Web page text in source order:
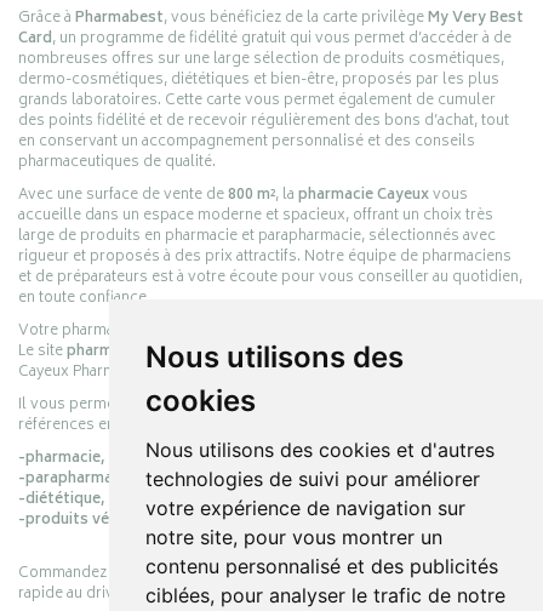
Nous utilisons des
cookies
Nous utilisons des cookies et d'autres
technologies de suivi pour améliorer
votre expérience de navigation sur
notre site, pour vous montrer un
contenu personnalisé et des publicités
ciblées, pour analyser le trafic de notre
Grâce àPharmabest, vous bénéficiez de la carte privilègeMy Very Best
Card, un programme de fidélité gratuit qui vous permet d’accéder à de
nombreuses offres sur une large sélection de produits cosmétiques,
dermo-cosmétiques, diététiques et bien-être, proposés par les plus
grands laboratoires. Cette carte vous permet également de cumuler
des points fidélité et de recevoir régulièrement des bons d’achat, tout
en conservant un accompagnement personnalisé et des conseils
pharmaceutiques de qualité.
Avec une surface de vente de800 m², lapharmacie Cayeuxvous
accueille dans un espace moderne et spacieux, offrant un choix très
large de produits en pharmacie et parapharmacie, sélectionnés avec
rigueur et proposés à des prix attractifs. Notre équipe de pharmaciens
et de préparateurs est à votre écoute pour vous conseiller au quotidien,
en toute confiance.
Votre pharmacie en ligne :
Le sitepharmacie-cayeux.frest le prolongement digital de la pharmacie
Cayeux Pharmabest Berck-sur-Mer – Rang-du-Fliers.
Il vous permet de réaliser vos achats en ligne parmi des milliers de
références en :
-pharmacie,
-parapharmacie,
-diététique,
-produits vétérinaires.
Commandez simplement vos produits en ligne et choisissez le retrait
rapide au drive ou la livraison à domicile, en toute simplicité.